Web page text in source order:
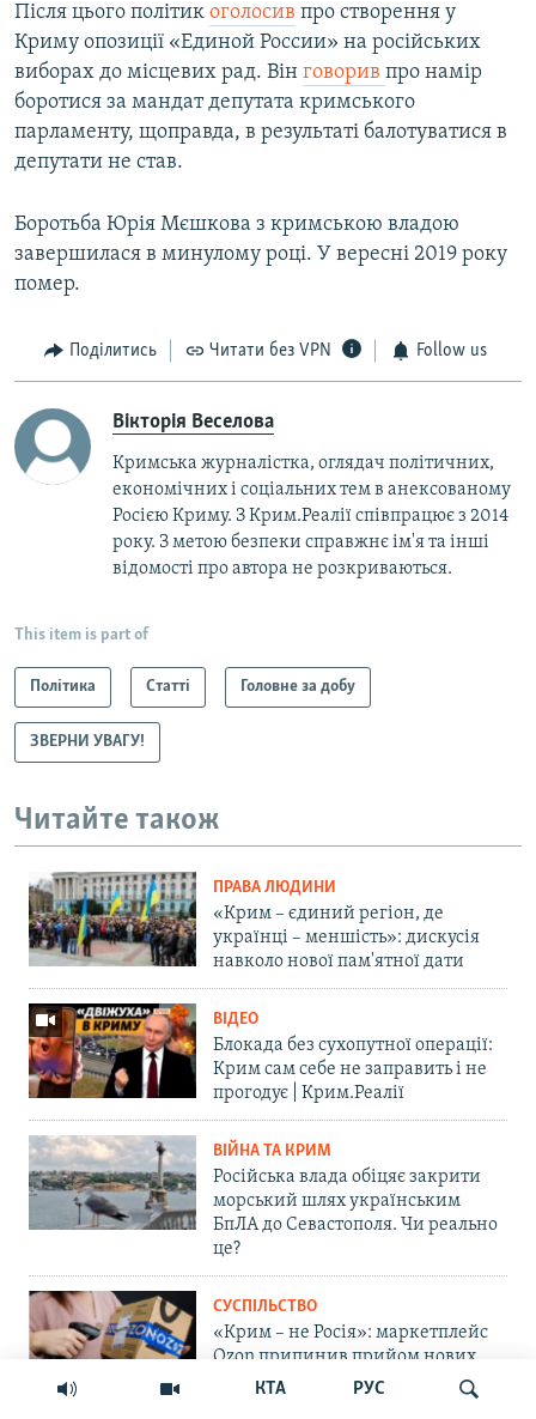
КТА РУС
Після цього політик оголосив про створення у
Криму опозиції «Единой России» на російських
виборах до місцевих рад. Він говорив про намір
боротися за мандат депутата кримського
парламенту, щоправда, в результаті балотуватися в
депутати не став.
Боротьба Юрія Мєшкова з кримською владою
завершилася в минулому році. У вересні 2019 року
помер.
Поділитись Читати без VPN Follow us
Вікторія Веселова
Кримська журналістка, оглядач політичних,
економічних і соціальних тем в анексованому
Росією Криму. З Крим.Реалії співпрацює з 2014
року. З метою безпеки справжнє ім'я та інші
відомості про автора не розкриваються.
This item is part of
Політика Статті Головне за добу
ЗВЕРНИ УВАГУ!
Читайте також
ПРАВА ЛЮДИНИ
«Крим – єдиний регіон, де
українці – меншість»: дискусія
навколо нової пам'ятної дати
ВІДЕО
Блокада без сухопутної операції:
Крим сам себе не заправить і не
прогодує | Крим.Реалії
ВІЙНА ТА КРИМ
Російська влада обіцяє закрити
морський шлях українським
БпЛА до Севастополя. Чи реально
це?
СУСПІЛЬСТВО
«Крим – не Росія»: маркетплейс
Ozon припинив прийом нових
замовлень на Кримському